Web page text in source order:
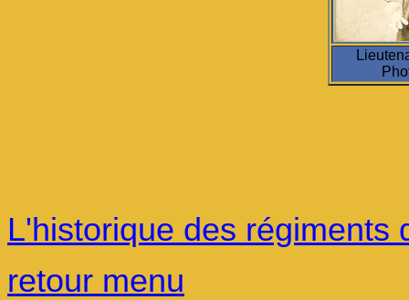
L'historique des régiments
retour menu